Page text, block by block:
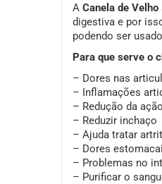
A Canela de Velho
digestiva e por
podendo ser
Para que serve o
– Dores nas
– Inflamações
– Redução da
– Reduzir inchaço
– Ajuda tratar
– Dores
– Problemas no
– Purificar o